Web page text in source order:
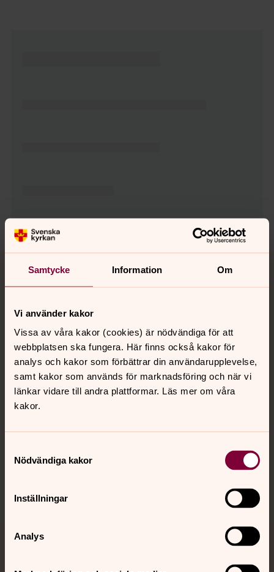
Samtycke Information Om
Vi använder kakor
Vissa av våra kakor (cookies) är nödvändiga för att
webbplatsen ska fungera. Här finns också kakor för
analys och kakor som förbättrar din användarupplevelse,
samt kakor som används för marknadsföring och när vi
länkar vidare till andra plattformar. Läs mer om våra
kakor.
Nödvändiga kakor
Inställningar
Analys
Tillbaka till toppen
Tillbaka till innehållet
Kontakt
Kalender
Hitta snabbt
Sociala kanaler